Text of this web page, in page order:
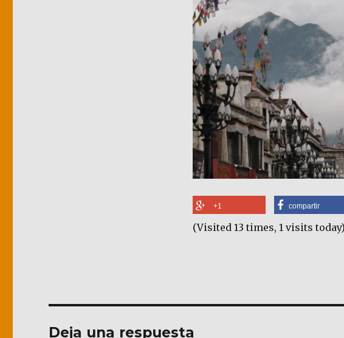
+1 compartir
(Visited 13 times, 1 visits today)
Deja una respuesta